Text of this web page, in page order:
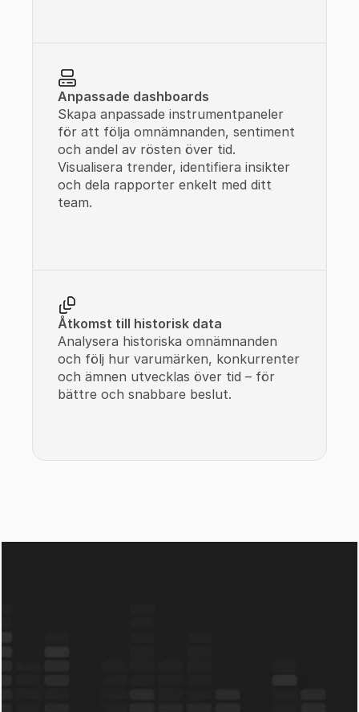
Anpassade dashboards
Skapa anpassade instrumentpaneler
för att följa omnämnanden, sentiment
och andel av rösten över tid.
Visualisera trender, identifiera insikter
och dela rapporter enkelt med ditt
team.
Åtkomst till historisk data
Analysera historiska omnämnanden
och följ hur varumärken, konkurrenter
och ämnen utvecklas över tid – för
bättre och snabbare beslut.